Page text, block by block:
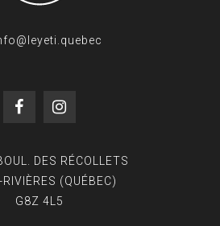
DES RÉCOLLETS
(QUÉBEC)
G8Z 4L5